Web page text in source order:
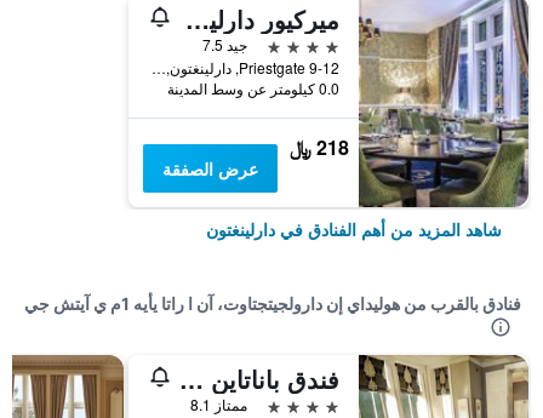
ميركيور دارلينجتون كينجز هوتل
4 نجوم
جيد 7.5
9-12 Priestgate, دارلينغتون, المملكة المتحدة
0.0 كيلومتر عن وسط المدينة
218 ﷼
عرض الصفقة
شاهد المزيد من أهم الفنادق في دارلينغتون
فنادق بالقرب من هوليداي إن دارولجيتجتاوت، آن ا راتا يأيه 1م ي آيتش جي
فندق باناتاين دارلينجتون
4 نجوم
ممتاز 8.1